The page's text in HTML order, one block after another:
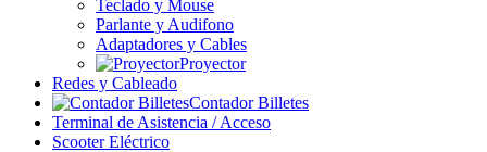
Teclado y Mouse
Parlante y Audifono
Adaptadores y Cables
Proyector
Redes y Cableado
Contador Billetes
Terminal de Asistencia / Acceso
Scooter Eléctrico